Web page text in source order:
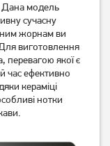
Philips
00
грн
Дана модель
сучасну
жорнам ви
виготовлення
перевагою якої є
час ефективно
кераміці
нотки